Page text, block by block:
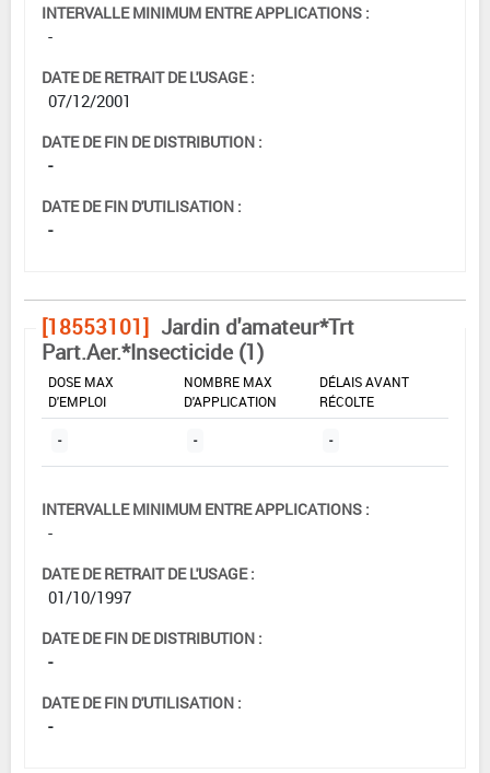
INTERVALLE MINIMUM ENTRE APPLICATIONS :
-
DATE DE RETRAIT DE L'USAGE :
07/12/2001
DATE DE FIN DE DISTRIBUTION :
-
DATE DE FIN D'UTILISATION :
-
[18553101] Jardin d'amateur*Trt
Part.Aer.*Insecticide (1)
DOSE MAX
D'EMPLOI
NOMBRE MAX
D'APPLICATION
DÉLAIS AVANT
RÉCOLTE
- - -
INTERVALLE MINIMUM ENTRE APPLICATIONS :
-
DATE DE RETRAIT DE L'USAGE :
01/10/1997
DATE DE FIN DE DISTRIBUTION :
-
DATE DE FIN D'UTILISATION :
-